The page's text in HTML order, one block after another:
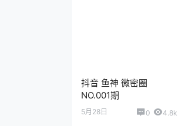
抖音 鱼神 微密圈
NO.001期
5月28日 0 4.8k